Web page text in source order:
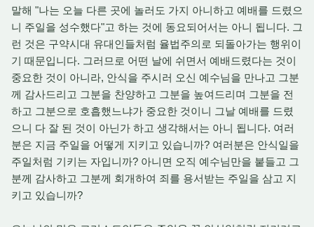
말해 "나는 오늘 다른 곳에 놀러도 가지 아니하고 예배를 드렸으
니 주일을 성수했다"고 하는 것에 동요되어서는 아니 됩니다. 그
런 것은 구약시대 유대인들처럼 율법주의로 되돌아가는 행위이
기 때문입니다. 그러므로 어떤 날에 쉬면서 예배드렸다는 것이
중요한 것이 아니라, 안식을 주시러 오신 예수님을 만나고 그분
께 감사드리고 그분을 찬양하고 그분을 높여드리며 그분을 전
하고 그분으로 호흡했느냐가 중요한 것이니 그날 예배를 드렸
으니 다 잘 된 것이 아닌가 하고 생각해서는 아니 됩니다. 여러
분은 지금 주일을 어떻게 지키고 있습니까? 여러분은 안식일을
주일처럼 기키는 자입니까? 아니면 오직 예수님만을 붙들고 그
분께 감사하고 그분께 회개하여 죄를 용서받는 주일을 삼고 지
키고 있습니까?